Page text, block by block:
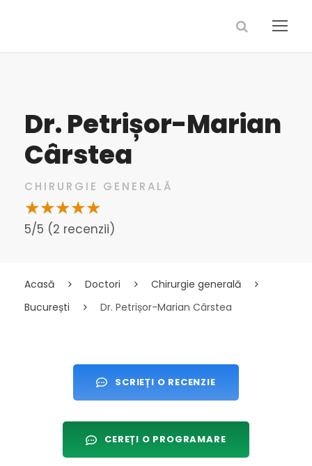
Dr. Petrișor-Marian
Cârstea
CHIRURGIE GENERALĂ
5/5 (2 recenzii)
Acasă Doctori
Chirurgie generală
București
Dr. Petrișor-Marian Cârstea
SCRIEȚI O RECENZIE
CEREȚI O PROGRAMARE